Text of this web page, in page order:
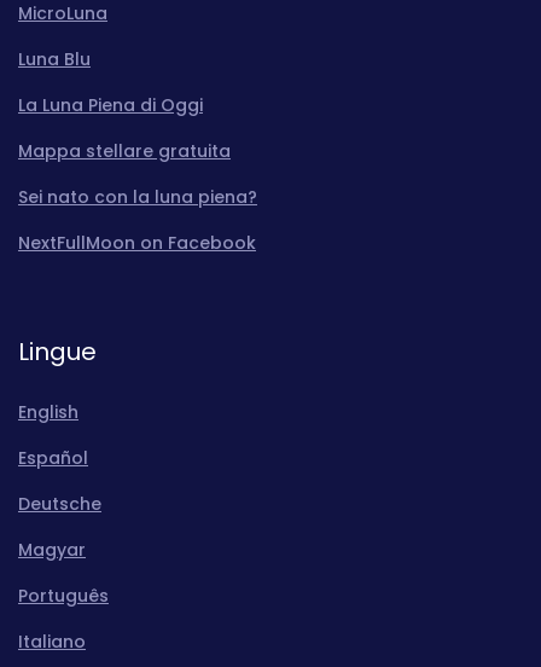
MicroLuna
Luna Blu
La Luna Piena di Oggi
Mappa stellare gratuita
Sei nato con la luna piena?
NextFullMoon on Facebook
Lingue
English
Español
Deutsche
Magyar
Português
Italiano